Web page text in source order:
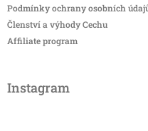
Podmínky ochrany osobních
Členství a výhody Cechu
Affiliate program
Instagram